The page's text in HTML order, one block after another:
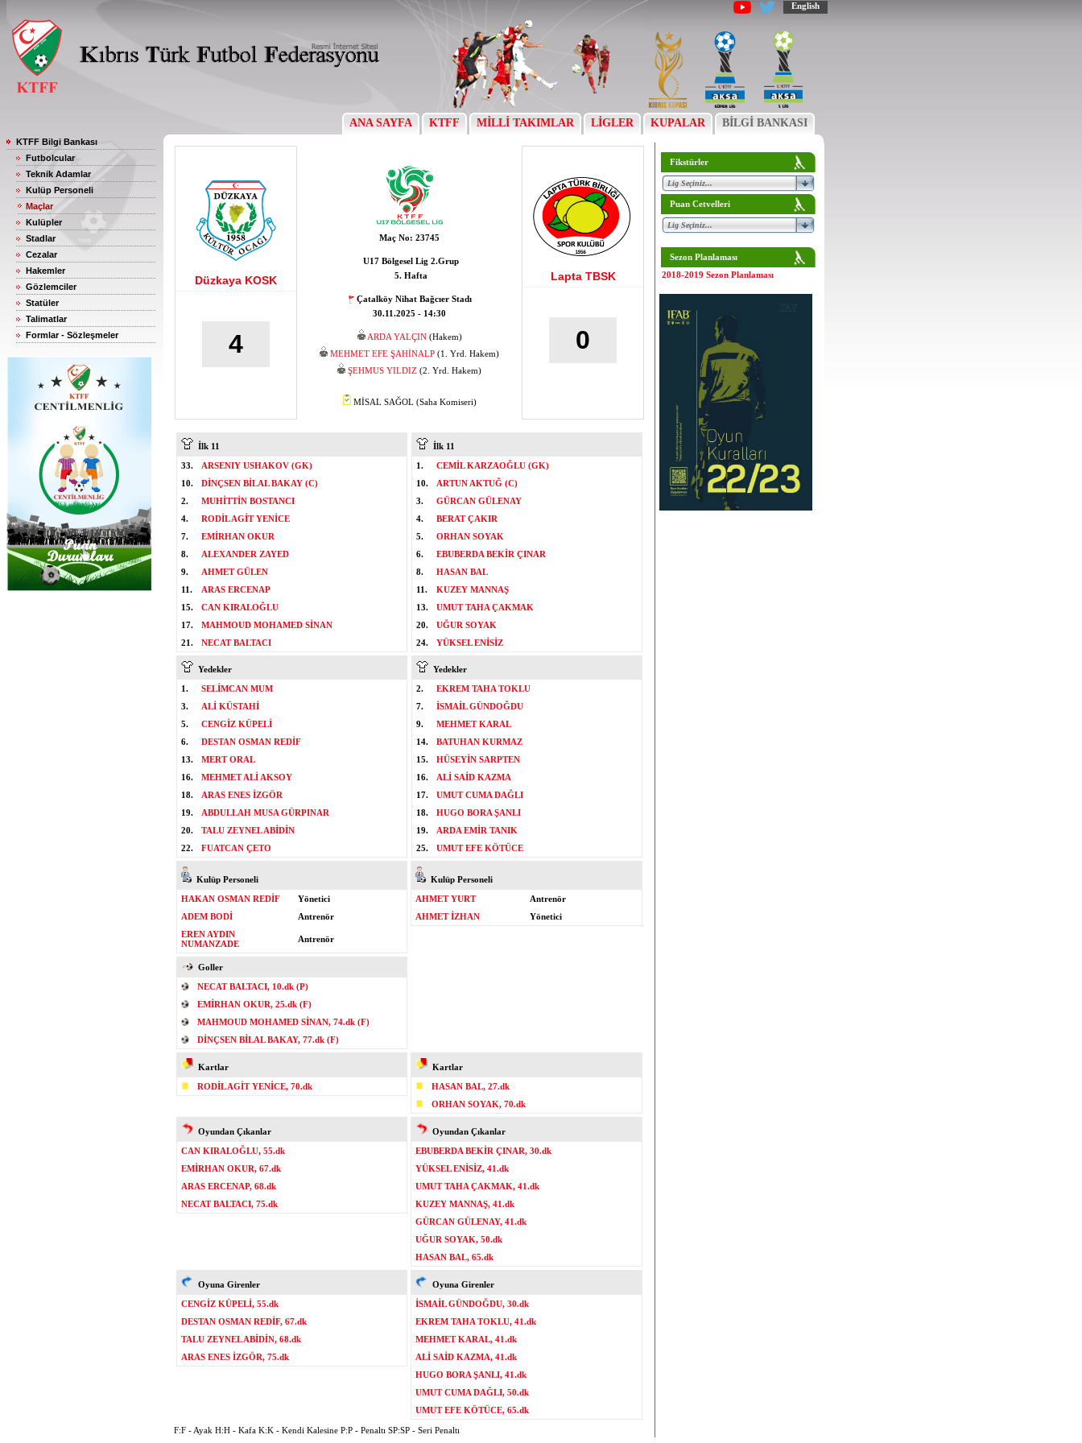
English
ANA SAYFA KTFF MİLLİ TAKIMLAR LİGLER KUPALAR BİLGİ BANKASI
KTFF Bilgi Bankası
Futbolcular
Teknik Adamlar
Kulüp Personeli
Maçlar
Kulüpler
Stadlar
Cezalar
Hakemler
Gözlemciler
Statüler
Talimatlar
Formlar - Sözleşmeler
Düzkaya KOSK
4
Maç No: 23745
U17 Bölgesel Lig 2.Grup
5. Hafta
Çatalköy Nihat Bağcıer Stadı
30.11.2025 - 14:30
ARDA YALÇIN(Hakem)
MEHMET EFE ŞAHİNALP (1. Yrd. Hakem)
ŞEHMUS YILDIZ (2. Yrd. Hakem)
MİSAL SAĞOL (Saha Komiseri)
Lapta TBSK
0
İlk 11
33.
ARSENIY USHAKOV (GK)
10.
DİNÇSEN BİLAL BAKAY (C)
2.
MUHİTTİN BOSTANCI
4.
RODİL AGİT YENİCE
7.
EMİRHAN OKUR
8.
ALEXANDER ZAYED
9.
AHMET GÜLEN
11.
ARAS ERCENAP
15.
CAN KIRALOĞLU
17.
MAHMOUD MOHAMED SİNAN
21.
NECAT BALTACI
İlk 11
1.
CEMİL KARZAOĞLU (GK)
10.
ARTUN AKTUĞ (C)
3.
GÜRCAN GÜLENAY
4.
BERAT ÇAKIR
5.
ORHAN SOYAK
6.
EBUBERDA BEKİR ÇINAR
8.
HASAN BAL
11.
KUZEY MANNAŞ
13.
UMUT TAHA ÇAKMAK
20.
UĞUR SOYAK
24.
YÜKSEL ENİSİZ
Yedekler
1.
SELİMCAN MUM
3.
ALİ KÜSTAHİ
5.
CENGİZ KÜPELİ
6.
DESTAN OSMAN REDİF
13.
MERT ORAL
16.
MEHMET ALİ AKSOY
18.
ARAS ENES İZGÖR
19.
ABDULLAH MUSA GÜRPINAR
20.
TALU ZEYNEL ABİDİN
22.
FUATCAN ÇETO
Yedekler
2.
EKREM TAHA TOKLU
7.
İSMAİL GÜNDOĞDU
9.
MEHMET KARAL
14.
BATUHAN KURMAZ
15.
HÜSEYİN SARPTEN
16.
ALİ SAİD KAZMA
17.
UMUT CUMA DAĞLI
18.
HUGO BORA ŞANLI
19.
ARDA EMİR TANIK
25.
UMUT EFE KÖTÜCE
Kulüp Personeli
HAKAN OSMAN REDİF
Yönetici
ADEM BODİ
Antrenör
EREN AYDIN
NUMANZADE
Antrenör
Kulüp Personeli
AHMET YURT
Antrenör
AHMET İZHAN
Yönetici
Goller
NECAT BALTACI, 10.dk (P)
EMİRHAN OKUR, 25.dk (F)
MAHMOUD MOHAMED SİNAN, 74.dk (F)
DİNÇSEN BİLAL BAKAY, 77.dk (F)
Kartlar
RODİL AGİT YENİCE, 70.dk
Kartlar
HASAN BAL, 27.dk
ORHAN SOYAK, 70.dk
Oyundan Çıkanlar
CAN KIRALOĞLU, 55.dk
EMİRHAN OKUR, 67.dk
ARAS ERCENAP, 68.dk
NECAT BALTACI, 75.dk
Oyundan Çıkanlar
EBUBERDA BEKİR ÇINAR, 30.dk
YÜKSEL ENİSİZ, 41.dk
UMUT TAHA ÇAKMAK, 41.dk
KUZEY MANNAŞ, 41.dk
GÜRCAN GÜLENAY, 41.dk
UĞUR SOYAK, 50.dk
HASAN BAL, 65.dk
Oyuna Girenler
CENGİZ KÜPELİ, 55.dk
DESTAN OSMAN REDİF, 67.dk
TALU ZEYNEL ABİDİN, 68.dk
ARAS ENES İZGÖR, 75.dk
Oyuna Girenler
İSMAİL GÜNDOĞDU, 30.dk
EKREM TAHA TOKLU, 41.dk
MEHMET KARAL, 41.dk
ALİ SAİD KAZMA, 41.dk
HUGO BORA ŞANLI, 41.dk
UMUT CUMA DAĞLI, 50.dk
UMUT EFE KÖTÜCE, 65.dk
F:F - Ayak H:H - Kafa K:K - Kendi Kalesine P:P - Penaltı SP:SP - Seri Penaltı
Fikstürler
Puan Cetvelleri
Sezon Planlaması
2018-2019 Sezon Planlaması